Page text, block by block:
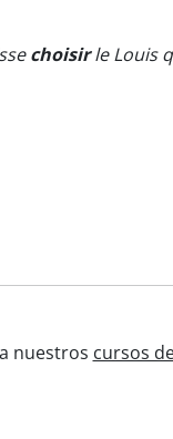
choisirle Louis
nuestros cursos